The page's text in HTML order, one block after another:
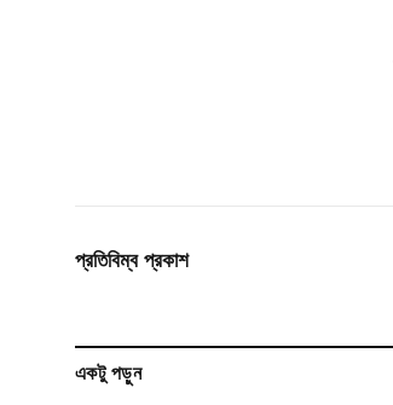
প্রতিবিম্ব প্রকাশ
একটু পড়ুন